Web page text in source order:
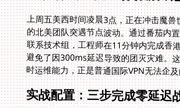
上周五美西时间凌晨3点，正在冲击魔兽
的北美团队突遇节点波动。通过番茄内
联系技术组，工程师在11分钟内完成香
避免了因300ms延迟导致的团灭灾难。
时运维能力，正是普通国际VPN无法企
实战配置：三步完成零延迟